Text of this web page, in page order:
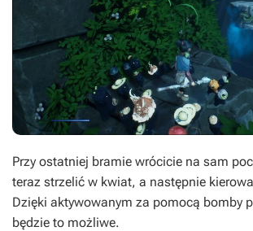
Przy ostatniej bramie wrócicie na sam
teraz strzelić w kwiat, a następnie
Dzięki aktywowanym za pomocą bomby
będzie to możliwe.